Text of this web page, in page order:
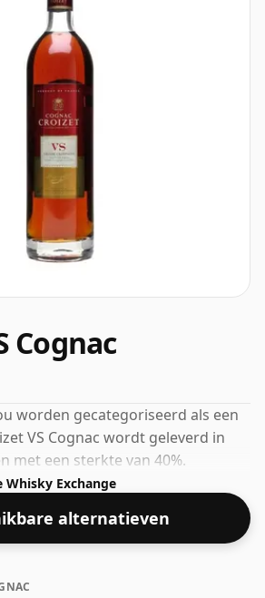
Cognac
worden gecategoriseerd als een
VS Cognac wordt geleverd in
met een sterkte van 40%.
Whisky Exchange
alternatieven